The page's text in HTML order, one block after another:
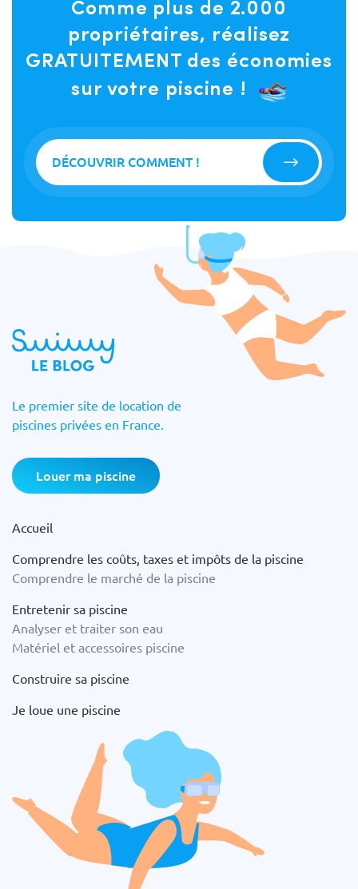
Comme plus de 2.000
propriétaires, réalisez
GRATUITEMENT des économies
sur votre piscine !
DÉCOUVRIR COMMENT !
Le premier site de location de
piscines privées en France.
Louer ma piscine
Accueil
Comprendre les coûts, taxes et impôts de la piscine
Comprendre le marché de la piscine
Entretenir sa piscine
Analyser et traiter son eau
Matériel et accessoires piscine
Construire sa piscine
Je loue une piscine